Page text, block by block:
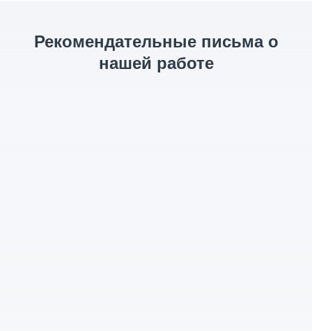
Рекомендательные письма о
нашей работе